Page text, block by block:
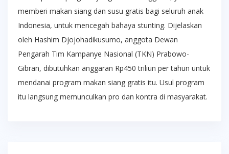
memberi makan siang dan susu gratis bagi seluruh anak
Indonesia, untuk mencegah bahaya stunting. Dijelaskan
oleh Hashim Djojohadikusumo, anggota Dewan
Pengarah Tim Kampanye Nasional (TKN) Prabowo-
Gibran, dibutuhkan anggaran Rp450 triliun per tahun untuk
mendanai program makan siang gratis itu. Usul program
itu langsung memunculkan pro dan kontra di masyarakat.